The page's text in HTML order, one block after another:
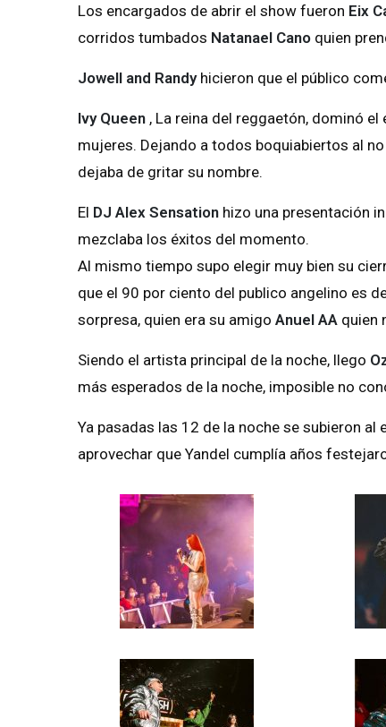
Los encargados de abrir el show fueron Eix
corridos tumbados Natanael Cano quien
Jowell and Randyhicieron que el público
Ivy Queen , La reina del reggaetón, dominó
mujeres. Dejando a todos boquiabiertos al
dejaba de gritar su nombre.
El DJ Alex Sensation hizo una presentación
mezclaba los éxitos del momento.
Al mismo tiempo supo elegir muy bien su
que el 90 por ciento del publico angelino es
sorpresa, quien era su amigo Anuel AA quien
Siendo el artista principal de la noche, llego
más esperados de la noche, imposible no
Ya pasadas las 12 de la noche se subieron al
aprovechar que Yandel cumplía años